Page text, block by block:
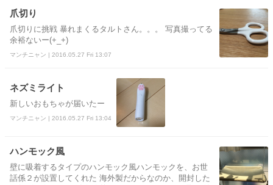
爪切り
爪切りに挑戦 暴れまくるタルトさん。。。 写真撮ってる
余裕ないー(+_+)
マンチニャン | 2016.05.27 Fri 13:07
ネズミライト
新しいおもちゃが届いたー
マンチニャン | 2016.05.27 Fri 13:04
ハンモック風
壁に吸着するタイプのハンモック風ハンモックを、お世
話係２が設置してくれた 海外製だからなのか、開封した